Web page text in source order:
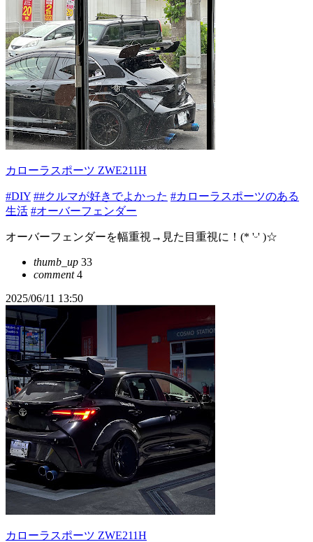
カローラスポーツ ZWE211H
#DIY ##クルマが好きでよかった #カローラスポーツのある
生活 #オーバーフェンダー
オーバーフェンダーを幅重視→見た目重視に！(* 'ᵕ' )☆
thumb_up 33
comment4
2025/06/11 13:50
カローラスポーツ ZWE211H